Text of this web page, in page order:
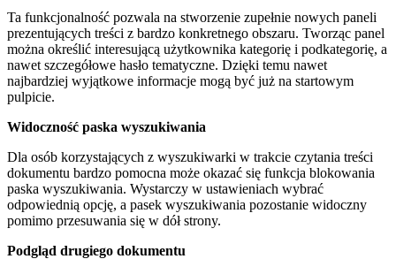
Ta funkcjonalność pozwala na stworzenie zupełnie nowych paneli
prezentujących treści z bardzo konkretnego obszaru. Tworząc panel
można określić interesującą użytkownika kategorię i podkategorię, a
nawet szczegółowe hasło tematyczne. Dzięki temu nawet
najbardziej wyjątkowe informacje mogą być już na startowym
pulpicie.
Widoczność paska wyszukiwania
Dla osób korzystających z wyszukiwarki w trakcie czytania treści
dokumentu bardzo pomocna może okazać się funkcja blokowania
paska wyszukiwania. Wystarczy w ustawieniach wybrać
odpowiednią opcję, a pasek wyszukiwania pozostanie widoczny
pomimo przesuwania się w dół strony.
Podgląd drugiego dokumentu